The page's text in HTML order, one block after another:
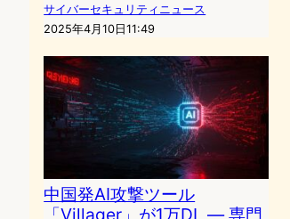
サイバーセキュリティニュース
2025年4月10日11:49
中国発AI攻撃ツール